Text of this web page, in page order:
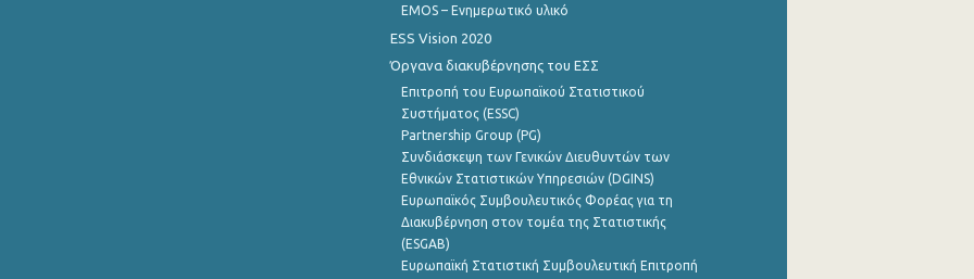
EMOS – Ενημερωτικό υλικό
ESS Vision 2020
Όργανα διακυβέρνησης του ΕΣΣ
Επιτροπή του Ευρωπαϊκού Στατιστικού
Συστήματος (ESSC)
Partnership Group (PG)
Συνδιάσκεψη των Γενικών Διευθυντών των
Εθνικών Στατιστικών Υπηρεσιών (DGINS)
Ευρωπαϊκός Συμβουλευτικός Φορέας για τη
Διακυβέρνηση στον τομέα της Στατιστικής
(ESGAB)
Ευρωπαϊκή Στατιστική Συμβουλευτική Επιτροπή